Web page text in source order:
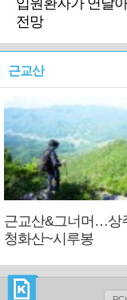
입원환자가 연달
전망
근교산
근교산&그너머…상
청화산~시루봉